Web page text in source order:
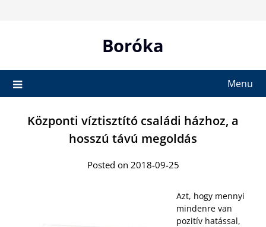
Boróka
Menu
Központi víztisztító családi házhoz, a
hosszú távú megoldás
Posted on 2018-09-25
Azt, hogy mennyi
mindenre van
pozitív hatással,